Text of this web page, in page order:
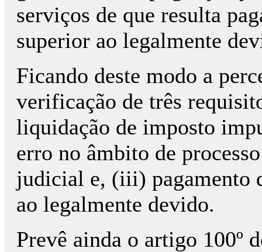
serviços de que resulta
superior ao legalmente
Ficando deste modo a
verificação de três
liquidação de imposto
erro no âmbito de
judicial e, (iii) pagamento
ao legalmente devido.
Prevê ainda o artigo 100º